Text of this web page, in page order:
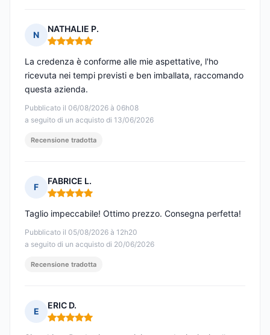
N
NATHALIE P.
Nota: 5 su 5
Pubblicato il 06/08/2026 à 06h08
a seguito di un acquisto di 13/06/2026
La credenza è conforme alle mie aspettative, l'ho
ricevuta nei tempi previsti e ben imballata, raccomando
questa azienda.
Recensione tradotta
F
FABRICE L.
Nota: 5 su 5
Pubblicato il 05/08/2026 à 12h20
a seguito di un acquisto di 20/06/2026
Taglio impeccabile! Ottimo prezzo. Consegna perfetta!
Recensione tradotta
E
ERIC D.
Nota: 5 su 5